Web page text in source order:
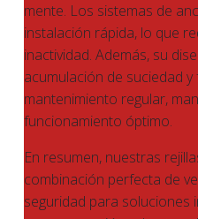
mente. Los sistemas de
instalación rápida, lo que
inactividad. Además, su
acumulación de suciedad
mantenimiento regular,
funcionamiento óptimo.
En resumen, nuestras
combinación perfecta de
seguridad para soluciones